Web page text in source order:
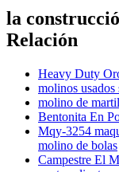
la
Relación
Heavy Duty
molinos usados
molino de
Bentonita En
Mqy-3254
molino de bolas
Campestre El